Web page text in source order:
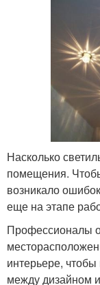
Насколько
помещения.
возникало
еще на этапе
Профессионалы
интерьере,
между дизайном